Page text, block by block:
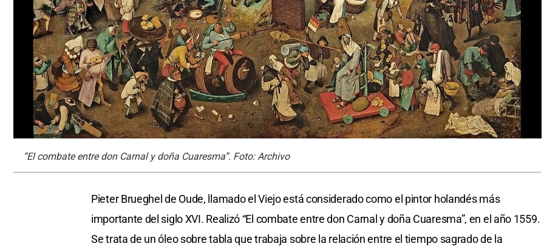
“El combate entre don Carnal y doña Cuaresma”. Foto: Archivo
Pieter Brueghel de Oude, llamado el Viejo está considerado como el pintor holandés más
importante del siglo XVI. Realizó “El combate entre don Carnal y doña Cuaresma”, en el año 1559.
Se trata de un óleo sobre tabla que trabaja sobre la relación entre el tiempo sagrado de la